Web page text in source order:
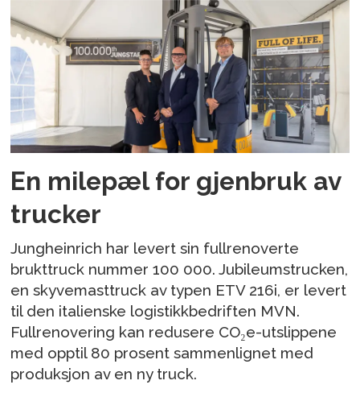
En milepæl for gjenbruk av
trucker
Jungheinrich har levert sin fullrenoverte
brukttruck nummer 100 000. Jubileumstrucken,
en skyvemasttruck av typen ETV 216i, er levert
til den italienske logistikkbedriften MVN.
Fullrenovering kan redusere CO₂e-utslippene
med opptil 80 prosent sammenlignet med
produksjon av en ny truck.